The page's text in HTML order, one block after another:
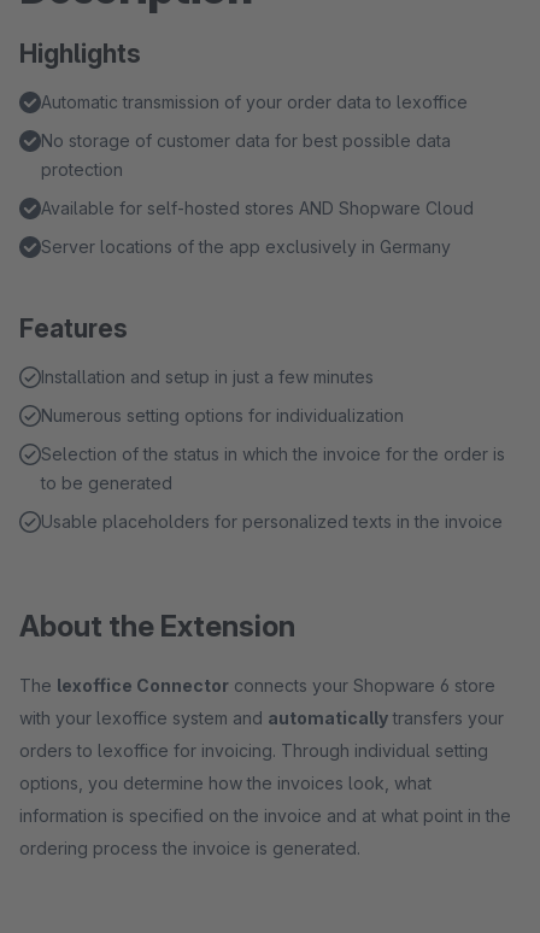
Highlights
Automatic transmission of your order data to lexoffice
No storage of customer data for best possible data
protection
Available for self-hosted stores AND Shopware Cloud
Server locations of the app exclusively in Germany
Features
Installation and setup in just a few minutes
Numerous setting options for individualization
Selection of the status in which the invoice for the order is
to be generated
Usable placeholders for personalized texts in the invoice
About the Extension
The lexoffice Connector connects your Shopware 6 store
with your lexoffice system and automatically transfers your
orders to lexoffice for invoicing. Through individual setting
options, you determine how the invoices look, what
information is specified on the invoice and at what point in the
ordering process the invoice is generated.